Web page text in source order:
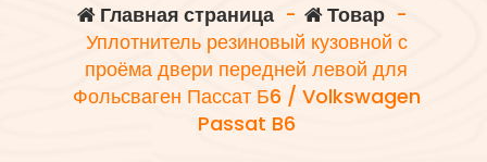
Главная страница- Товар-
Уплотнитель резиновый кузовной с
проёма двери передней левой для
Фольсваген Пассат Б6 / Volkswagen
Passat B6